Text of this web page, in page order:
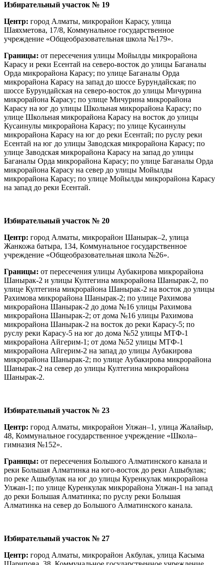
Избирательный участок № 19
Центр: город Алматы, микрорайон Карасу, улица
Шаяхметова, 17/8, Коммунальное государственное
учреждение «Общеобразовательная школа №179».
Границы: от пересечения улицы Мойылды микрорайона
Карасу и реки Есентай на северо-восток до улицы Баганалы
Орда микрорайона Карасу; по улице Баганалы Орда
микрорайона Карасу на запад до шоссе Бурундайская; по
шоссе Бурундайская на северо-восток до улицы Мичурина
микрорайона Карасу; по улице Мичурина микрорайона
Карасу на юг до улицы Школьная микрорайона Карасу; по
улице Школьная микрорайона Карасу на восток до улицы
Кусаинулы микрорайона Карасу; по улице Кусаинулы
микрорайона Карасу на юг до реки Есентай; по руслу реки
Есентай на юг до улицы Заводская микрорайона Карасу; по
улице Заводская микрорайона Карасу на запад до улицы
Баганалы Орда микрорайона Карасу; по улице Баганалы Орда
микрорайона Карасу на север до улицы Мойылды
микрорайона Карасу; по улице Мойылды микрорайона Карасу
на запад до реки Есентай.
Избирательный участок № 20
Центр: город Алматы, микрорайон Шанырак–2, улица
Жанкожа батыра, 134, Коммунальное государственное
учреждение «Общеобразовательная школа №26».
Границы: от пересечения улицы Аубакирова микрорайона
Шанырак-2 и улицы Култегина микрорайона Шанырак-2, по
улице Култегина микрорайона Шанырак-2 на восток до улицы
Рахимова микрорайона Шанырак-2; по улице Рахимова
микрорайона Шанырак-2 до дома №16 улицы Рахимова
микрорайона Шанырак-2; от дома №16 улицы Рахимова
микрорайона Шанырак-2 на восток до реки Карасу-5; по
руслу реки Карасу-5 на юг до дома №52 улицы МТФ-1
микрорайона Айгерим-1; от дома №52 улицы МТФ-1
микрорайона Айгерим-2 на запад до улицы Аубакирова
микрорайона Шанырак-2; по улице Аубакирова микрорайона
Шанырак-2 на север до улицы Култегина микрорайона
Шанырак-2.
Избирательный участок № 23
Центр: город Алматы, микрорайон Улжан–1, улица Жалайыр,
48, Коммунальное государственное учреждение «Школа–
гимназия №152».
Границы: от пересечения Большого Алматинского канала и
реки Большая Алматинка на юго-восток до реки Ашыбулак;
по реке Ашыбулак на юг до улицы Куренкулак микрорайона
Улжан-1; по улице Куренкулак микрорайона Улжан-1 на запад
до реки Большая Алматинка; по руслу реки Большая
Алматинка на север до Большого Алматинского канала.
Избирательный участок № 27
Центр: город Алматы, микрорайон Акбулак, улица Касыма